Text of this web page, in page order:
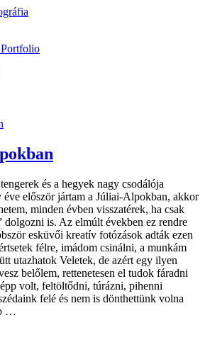
Portfolio
és a hegyek nagy csodálója
először jártam a Júliai-Alpokban, akkor
minden évben visszatérek, ha csak
dolgozni is. Az elmúlt években ez rendre
esküvői kreatív fotózások adták ezen
félre, imádom csinálni, a munkám
utazhatok Veletek, de azért egy ilyen
belőlem, rettenetesen el tudok fáradni
volt, feltöltődni, túrázni, pihenni
felé és nem is dönthettünk volna
…